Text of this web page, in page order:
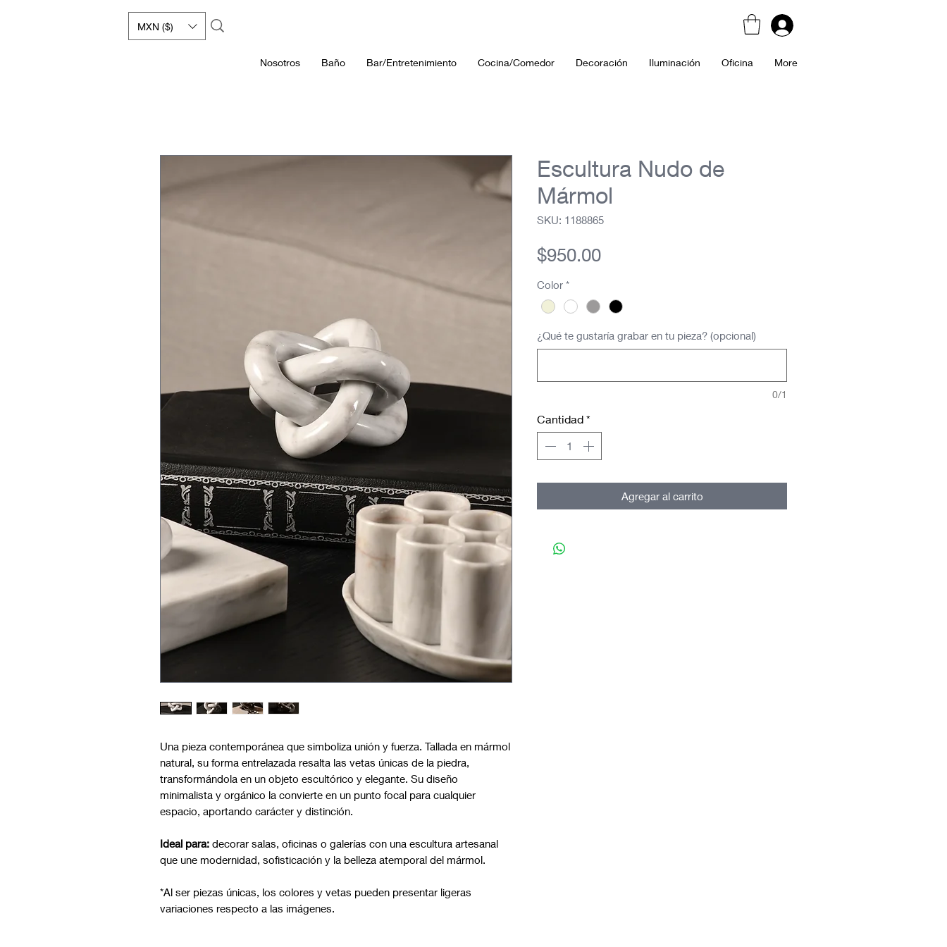
MXN ($)
Nosotros Baño Bar/Entretenimiento Cocina/Comedor Decoración Iluminación Oficina More
Una pieza contemporánea que simboliza unión y fuerza. Tallada en mármol
natural, su forma entrelazada resalta las vetas únicas de la piedra,
transformándola en un objeto escultórico y elegante. Su diseño
minimalista y orgánico la convierte en un punto focal para cualquier
espacio, aportando carácter y distinción.
Ideal para: decorar salas, oficinas o galerías con una escultura artesanal
que une modernidad, sofisticación y la belleza atemporal del mármol.
*Al ser piezas únicas, los colores y vetas pueden presentar ligeras
variaciones respecto a las imágenes.
Escultura Nudo de
Mármol
SKU: 1188865
$950.00Precio
Color *
¿Qué te gustaría grabar en tu pieza? (opcional)
0/1
Cantidad *
Agregar al carrito